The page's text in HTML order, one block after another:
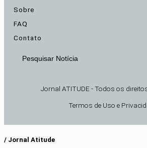
Sobre
FAQ
Contato
Pesquisar Notícia
Jornal ATITUDE - Todos os
Termos de Uso e
/ Jornal Atitude